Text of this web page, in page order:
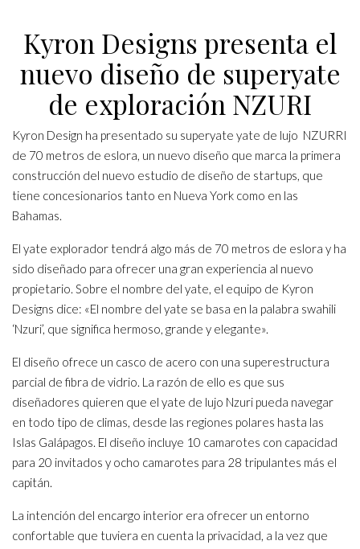
Kyron Designs presenta el
nuevo diseño de superyate
de exploración NZURI
Kyron Design ha presentado su superyate yate de lujo NZURRI
de 70 metros de eslora, un nuevo diseño que marca la primera
construcción del nuevo estudio de diseño de startups, que
tiene concesionarios tanto en Nueva York como en las
Bahamas.
El yate explorador tendrá algo más de 70 metros de eslora y ha
sido diseñado para ofrecer una gran experiencia al nuevo
propietario. Sobre el nombre del yate, el equipo de Kyron
Designs dice: «El nombre del yate se basa en la palabra swahili
‘Nzuri’, que significa hermoso, grande y elegante».
El diseño ofrece un casco de acero con una superestructura
parcial de fibra de vidrio. La razón de ello es que sus
diseñadores quieren que el yate de lujo Nzuri pueda navegar
en todo tipo de climas, desde las regiones polares hasta las
Islas Galápagos. El diseño incluye 10 camarotes con capacidad
para 20 invitados y ocho camarotes para 28 tripulantes más el
capitán.
La intención del encargo interior era ofrecer un entorno
confortable que tuviera en cuenta la privacidad, a la vez que